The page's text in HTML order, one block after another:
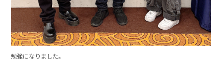
勉強になりました。